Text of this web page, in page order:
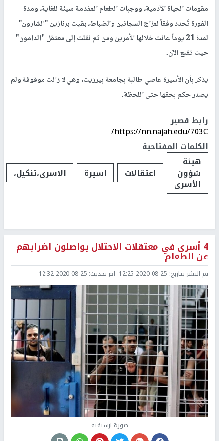
مقومات الحياة الآدمية، ووجبات الطعام المقدمة سيئة للغاية، ومدة
الفورة تُحدد وفقاً لمزاج السجانين والضباط، بقيت بزنازين "الشارون"
لمدة 21 يوماً عانت خلالها الأمرين ومن ثم نقلت إلى معتقل "الدامون"
حيث تقبع الآن.
يذكر بأن الأسيرة عاصي طالبة بجامعة بيرزيت، وهي لا زالت موقوفة ولم
يصدر حكم بحقها حتى اللحظة.
رابط قصير
https://nn.najah.edu/703C/
الكلمات المفتاحية
هيئة
شؤون
الأسرى
اعتقالات اسيرة الاسرى،تنكيل،
4 أسرى في معتقلات الاحتلال يواصلون اضرابهم
عن الطعام
تم النشر بتاريخ: 2020-08-25 12:25 اخر تحديث: 2020-08-25 12:32
صورة ارشيفية